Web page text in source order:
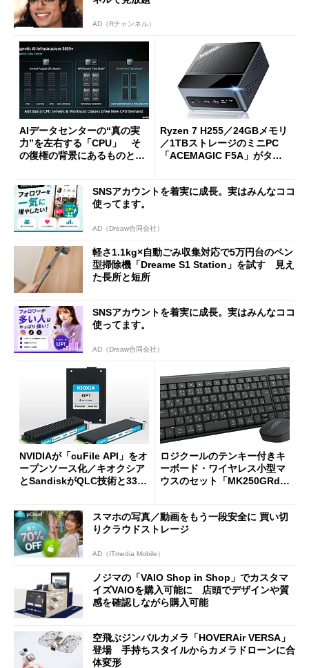
AD（Rチャンネル）
AIデータセンターの“真の実
力”を左右する「CPU」 そ
の復権の背景にあるものと
Ryzen 7 H255／24GBメモリ
／1TBストレージのミニPC
「ACEMAGIC F5A」がタイ
SNSアカウントを着実に成長。実はみんなココ
使ってます。
AD（Dreaw合同会社）
軽さ1.1kg×自動ごみ収集対応で5万円台のペン
型掃除機「Dreame S1 Station」を試す 見え
た長所と短所
SNSアカウントを着実に成長。実はみんなココ
使ってます。
AD（Dreaw合同会社）
NVIDIAが「cuFile API」をオ
ープンソース化／キオクシア
とSandiskがQLC技術と332
ロジクールのテンキー付きキ
ーボード・ワイヤレス小型マ
ウスのセット「MK250GRd」
スマホの写真／動画をもう一段安全に 買い切
りクラウドストレージ
AD（ITmedia Mobile）
ノジマの「VAIO Shop in Shop」でカスタマ
イズVAIOを購入可能に 店頭でデザインや質
感を確認しながら購入可能
空飛ぶジンバルカメラ「HOVERAir VERSA」
登場 手持ちスタイルからカメラドローンに合
体変形